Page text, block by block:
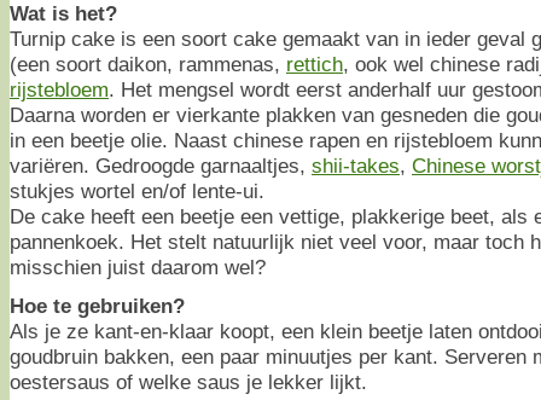
Wat is het?
Turnip cake is een soort cake gemaakt van in ieder geval
(een soort daikon, rammenas, rettich, ook wel chinese
rijstebloem. Het mengsel wordt eerst anderhalf uur
Daarna worden er vierkante plakken van gesneden die
in een beetje olie. Naast chinese rapen en rijstebloem
variëren. Gedroogde garnaaltjes, shii-takes, Chinese
stukjes wortel en/of lente-ui.
De cake heeft een beetje een vettige, plakkerige beet, als
pannenkoek. Het stelt natuurlijk niet veel voor, maar toch
misschien juist daarom wel?
Hoe te gebruiken?
Als je ze kant-en-klaar koopt, een klein beetje laten
goudbruin bakken, een paar minuutjes per kant. Serveren
oestersaus of welke saus je lekker lijkt.